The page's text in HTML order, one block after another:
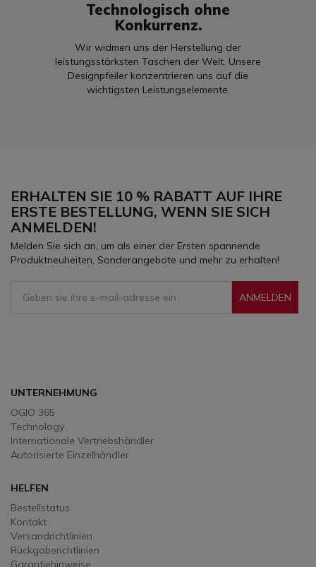
Technologisch ohne
Konkurrenz.
Wir widmen uns der Herstellung der
leistungsstärksten Taschen der Welt. Unsere
Designpfeiler konzentrieren uns auf die
wichtigsten Leistungselemente.
ERHALTEN SIE 10 % RABATT AUF IHRE
ERSTE BESTELLUNG, WENN SIE SICH
ANMELDEN!
Melden Sie sich an, um als einer der Ersten spannende
Produktneuheiten, Sonderangebote und mehr zu erhalten!
ANMELDEN
UNTERNEHMUNG
OGIO 365
Technology
Internationale Vertriebshändler
Autorisierte Einzelhändler
HELFEN
Bestellstatus
Kontakt
Versandrichtlinien
Rückgaberichtlinien
Garantiehinweise